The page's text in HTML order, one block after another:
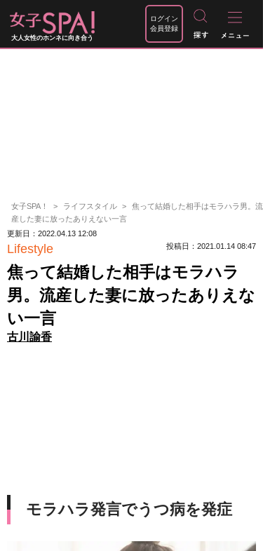
大人女性のホンネに向き合う
ログイン
会員登録
女子SPA！ ライフスタイル
焦って結婚した相手はモラハラ男。流
産した妻に放ったありえない一言
更新日：2022.04.13 12:08
Lifestyle 投稿日：2021.01.14 08:47
焦って結婚した相手はモラハラ
男。流産した妻に放ったありえな
い一言
古川諭香
モラハラ発言でうつ病を発症